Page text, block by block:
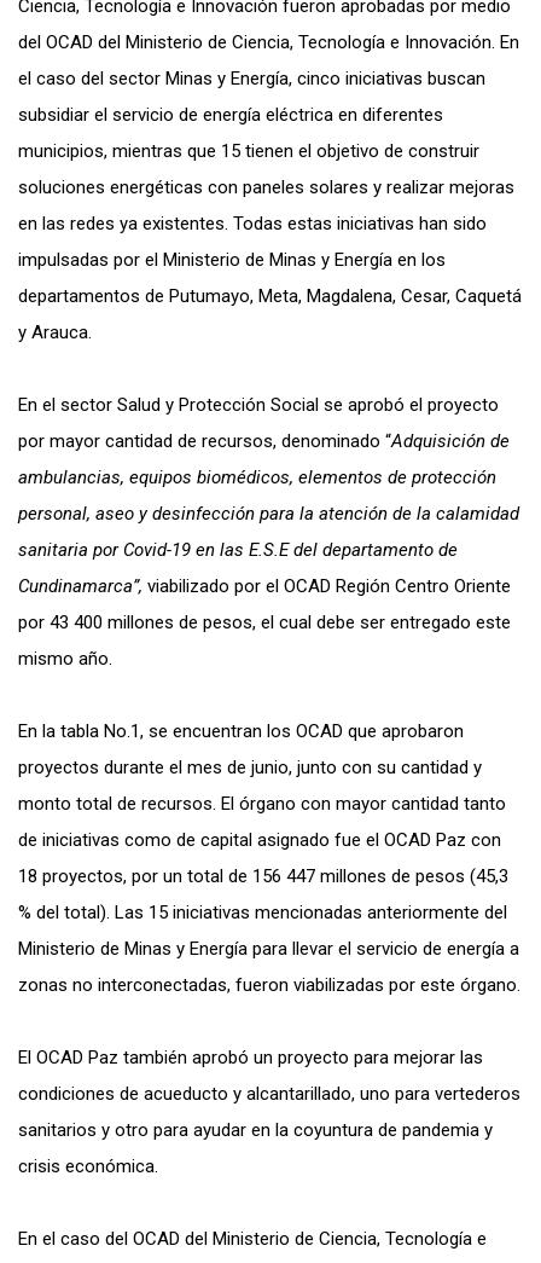
Ciencia, Tecnología e Innovación fueron aprobadas por medio
del OCAD del Ministerio de Ciencia, Tecnología e Innovación. En
el caso del sector Minas y Energía, cinco iniciativas buscan
subsidiar el servicio de energía eléctrica en diferentes
municipios, mientras que 15 tienen el objetivo de construir
soluciones energéticas con paneles solares y realizar mejoras
en las redes ya existentes. Todas estas iniciativas han sido
impulsadas por el Ministerio de Minas y Energía en los
departamentos de Putumayo, Meta, Magdalena, Cesar, Caquetá
y Arauca.
En el sector Salud y Protección Social se aprobó el proyecto
por mayor cantidad de recursos, denominado “Adquisición de
ambulancias, equipos biomédicos, elementos de protección
personal, aseo y desinfección para la atención de la calamidad
sanitaria por Covid-19 en las E.S.E del departamento de
Cundinamarca”, viabilizado por el OCAD Región Centro Oriente
por 43 400 millones de pesos, el cual debe ser entregado este
mismo año.
En la tabla No.1, se encuentran los OCAD que aprobaron
proyectos durante el mes de junio, junto con su cantidad y
monto total de recursos. El órgano con mayor cantidad tanto
de iniciativas como de capital asignado fue el OCAD Paz con
18 proyectos, por un total de 156 447 millones de pesos (45,3
% del total). Las 15 iniciativas mencionadas anteriormente del
Ministerio de Minas y Energía para llevar el servicio de energía a
zonas no interconectadas, fueron viabilizadas por este órgano.
El OCAD Paz también aprobó un proyecto para mejorar las
condiciones de acueducto y alcantarillado, uno para vertederos
sanitarios y otro para ayudar en la coyuntura de pandemia y
crisis económica.
En el caso del OCAD del Ministerio de Ciencia, Tecnología e